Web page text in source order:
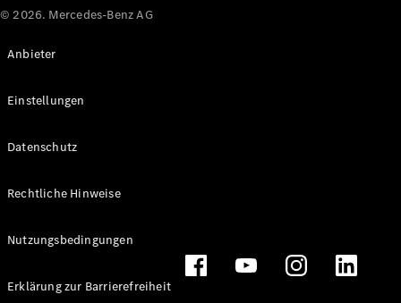
© 2026. Mercedes-Benz AG
Anbieter
Einstellungen
Datenschutz
Rechtliche Hinweise
Nutzungsbedingungen
Erklärung zur Barrierefreiheit